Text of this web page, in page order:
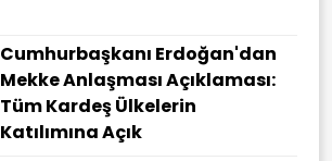
Cumhurbaşkanı Erdoğan'dan
Mekke Anlaşması Açıklaması:
Tüm Kardeş Ülkelerin
Katılımına Açık